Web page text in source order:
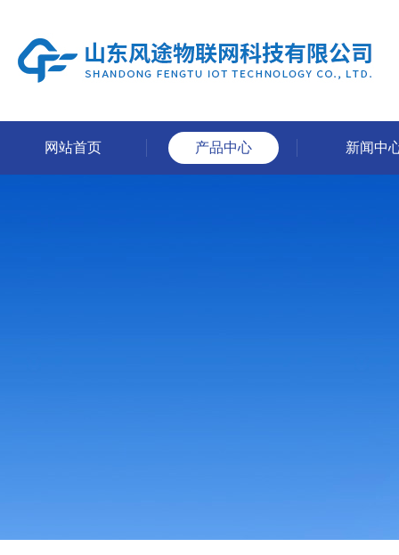
网站首页 产品中心 新闻中